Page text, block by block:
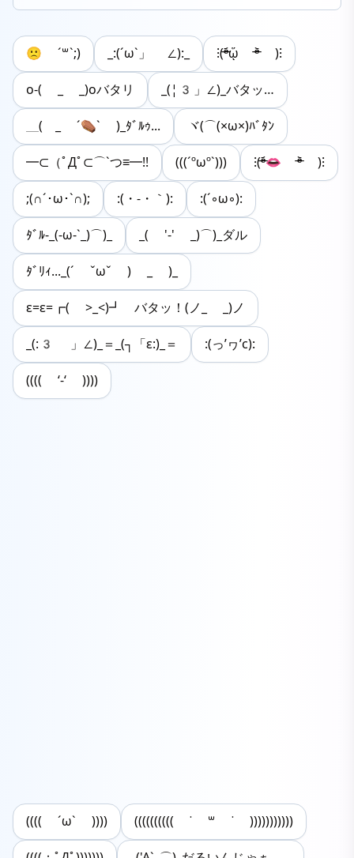
🙁 ´꒳`;) _:(´ω`」 ∠):_ ⁝(ᵒ̴̶̷᷄ᾥ ᵒ̴̶̷᷅ )⁝
o-( _ _)oバタリ _(¦3」∠)_バタッ…
＿( _ ´⚰︎` )_ﾀﾞﾙｩ... ヾ(⌒(×ω×)ﾊﾞﾀﾝ
━⊂（ﾟДﾟ⊂⌒`つ≡━!! (((´ºωº`))) ⁝(ᵒ̴̶̷᷄👄 ᵒ̴̶̷᷅ )⁝
;(∩´･ω･`∩); :(・-・｀): :(´◦ω◦):
ﾀﾞﾙ-_(-ω-`_)⌒)_ _( '-' _)⌒)_ダル
ﾀﾞﾘｨ..._(´ ˇωˇ ) _ )_
ε=ε=┏( >_<)┛ バタッ！(ノ_ _)ノ
_(:3 」∠)_＝_(┐「ε:)_＝ :(っ’ヮ’c):
(((( ‘-‘ ))))
(((( ´ω` )))) (((((((((( ˙ ꒳ ˙ )))))))))))